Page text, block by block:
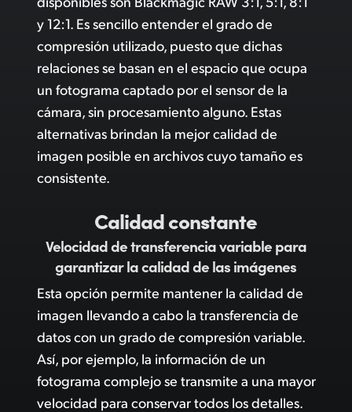
y 12:1. Es sencillo entender el grado de
compresión utilizado, puesto que dichas
relaciones se basan en el espacio que ocupa
un fotograma captado por el sensor de la
cámara, sin procesamiento alguno. Estas
alternativasbrindan la mejor calidad de
imagen posible en archivos cuyo tamaño es
consistente.
Calidad constante
Velocidad de transferencia variablepara
garantizar la calidad de las imágenes
Esta opción permite mantener la calidad de
imagen llevando a cabo la transferencia de
datos con un grado de compresión variable.
Así, por ejemplo, la información de un
fotograma complejo se transmite a una mayor
velocidad para conservar todos los detalles.